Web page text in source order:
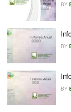
BY
BY
BY